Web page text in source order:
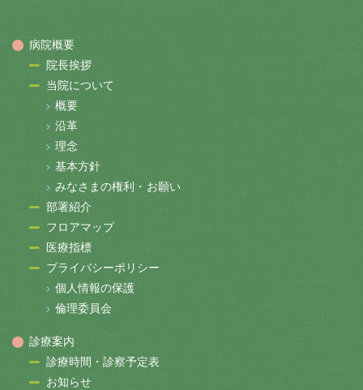
病院概要
院長挨拶
当院について
概要
沿革
理念
基本方針
みなさまの権利・お願い
部署紹介
フロアマップ
医療指標
プライバシーポリシー
個人情報の保護
倫理委員会
診療案内
診療時間・診察予定表
お知らせ